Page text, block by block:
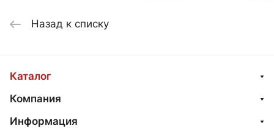
Назад к списку
Каталог
Компания
Информация